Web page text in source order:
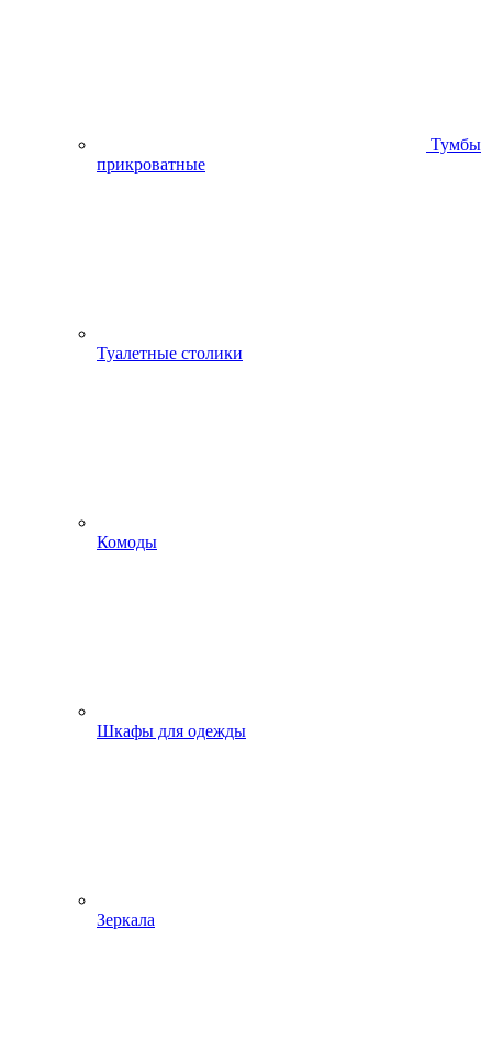
Тумбы
прикроватные
Туалетные столики
Комоды
Шкафы для одежды
Зеркала